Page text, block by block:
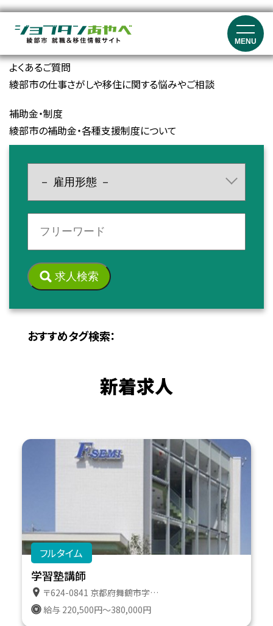
MENU
就職マッチングイベント、就職フェア、セミナーの開催情報
よくあるご質問
綾部市の仕事さがしや移住に関する悩みやご相談
補助金・制度
綾部市の補助金・各種支援制度について
求人検索
おすすめタグ検索：
新着求人
フルタイム
学習塾講師
〒624-0841 京都府舞鶴市字引土４２７の１７番地
給与 220,500円～380,000円